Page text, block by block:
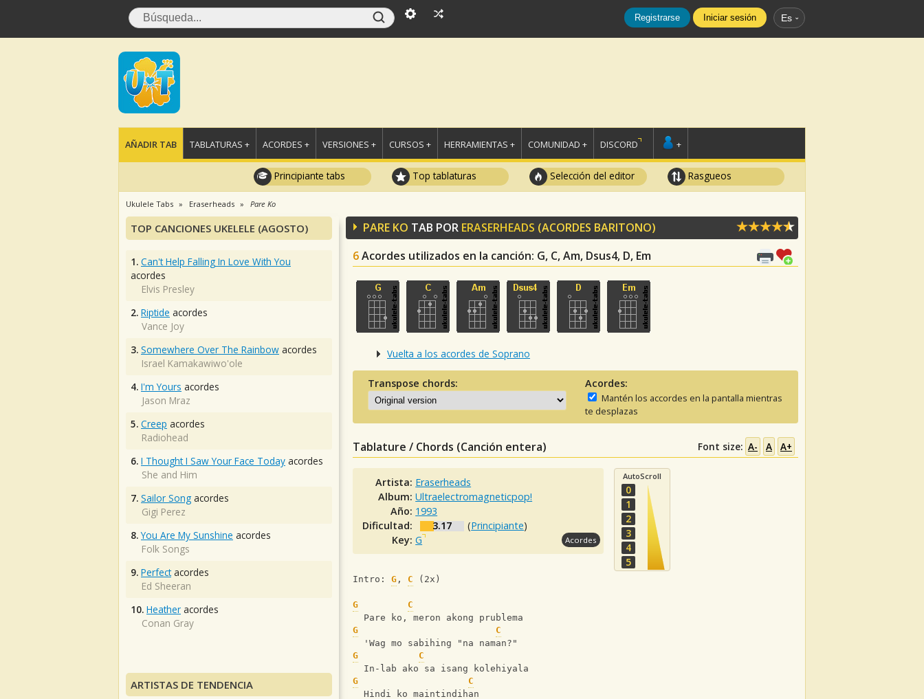
Registrarse Iniciar sesión Es
AÑADIR TAB TABLATURAS + ACORDES + VERSIONES + CURSOS + HERRAMIENTAS + COMUNIDAD + DISCORD +
Principiante tabs Top tablaturas Selección del editor Rasgueos
Ukulele Tabs Eraserheads Pare Ko
PARE KO TAB POR ERASERHEADS (ACORDES BARITONO)
6Acordes utilizados en la canción: G, C, Am, Dsus4, D, Em
Vuelta a los acordes de Soprano
Transpose chords: Acordes:
Mantén los accordes en la pantalla mientras
te desplazas
Tablature / Chords (Canción entera) Font size: A- A A+
Artista: Eraserheads
Album:Ultraelectromagneticpop!
Año: 1993
Dificultad:
3.17 (Principiante)
Key:G Acordes
AutoScroll
0
1
2
3
4
5
Intro: G , C (2x)
G
C
  Pare ko, meron akong prublema
G
C
  'Wag mo sabihing "na naman?"
G
C
  In-lab ako sa isang kolehiyala
G
C
  Hindi ko maintindihan
TOP CANCIONES UKELELE (AGOSTO)
1. Can't Help Falling In Love With You
acordes
Elvis Presley
2. Riptide acordes
Vance Joy
3. Somewhere Over The Rainbow acordes
Israel Kamakawiwo'ole
4. I'm Yours acordes
Jason Mraz
5. Creep acordes
Radiohead
6. I Thought I Saw Your Face Today acordes
She and Him
7. Sailor Song acordes
Gigi Perez
8. You Are My Sunshine acordes
Folk Songs
9. Perfectacordes
Ed Sheeran
10. Heather acordes
Conan Gray
ARTISTAS DE TENDENCIA